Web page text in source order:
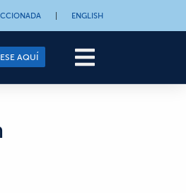
ENGLISH
AQUÍ